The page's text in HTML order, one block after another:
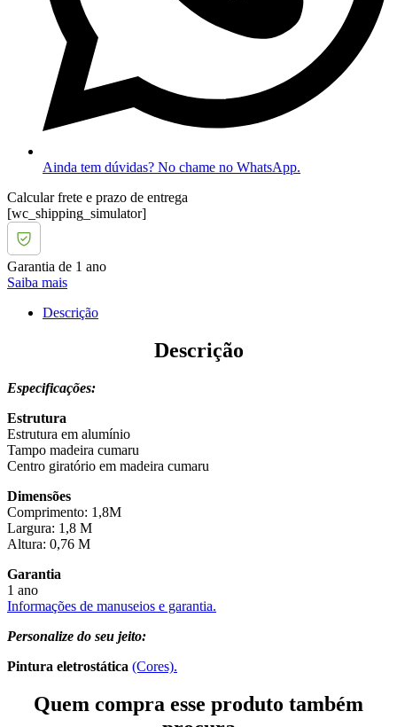
Ainda tem dúvidas? No chame no WhatsApp.
Calcular frete e prazo de entrega
[wc_shipping_simulator]
Garantia de 1 ano
Saiba mais
Descrição
Descrição
Especificações:
Estrutura
Estrutura em alumínio
Tampo madeira cumaru
Centro giratório em madeira cumaru
Dimensões
Comprimento: 1,8M
Largura: 1,8 M
Altura: 0,76 M
Garantia
1 ano
Informações de manuseios e garantia.
Personalize do seu jeito:
Pintura eletrostática (Cores).
Quem compra esse produto também